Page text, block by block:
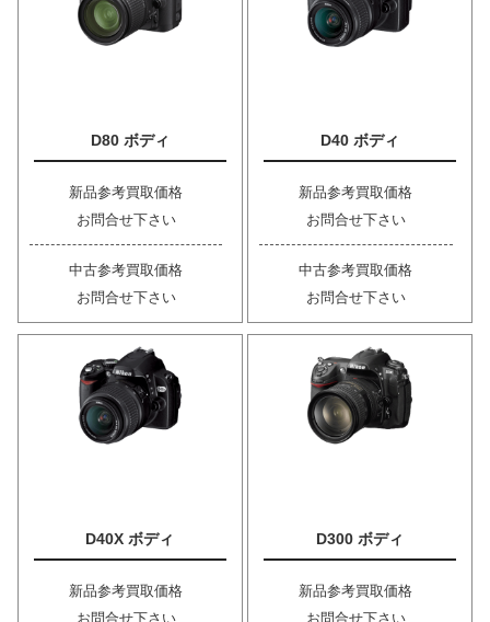
D80 ボディ
新品参考買取価格
お問合せ下さい
中古参考買取価格
お問合せ下さい
D40 ボディ
新品参考買取価格
お問合せ下さい
中古参考買取価格
お問合せ下さい
D40X ボディ
新品参考買取価格
お問合せ下さい
D300 ボディ
新品参考買取価格
お問合せ下さい